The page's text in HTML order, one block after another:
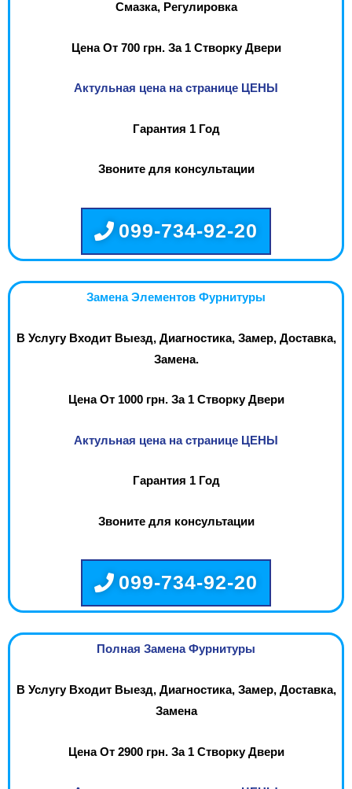
Смазка, Регулировка
Цена От 700 грн. За 1 Створку Двери
Актульная цена на странице ЦЕНЫ
Гарантия 1 Год
Звоните для консультации
099-734-92-20
Замена Элементов Фурнитуры
В Услугу Входит Выезд, Диагностика, Замер, Доставка,
Замена.
Цена От 1000 грн. За 1 Створку Двери
Актульная цена на странице ЦЕНЫ
Гарантия 1 Год
Звоните для консультации
099-734-92-20
Полная Замена Фурнитуры
В Услугу Входит Выезд, Диагностика, Замер, Доставка,
Замена
Цена От 2900 грн. За 1 Створку Двери